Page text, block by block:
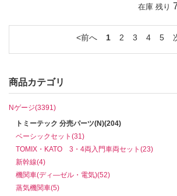
在庫 残り
前へ 1 2 3 4 5
商品カテゴリ
Nゲージ(3391)
トミーテック 分売パーツ(N)(204)
ベーシックセット(31)
TOMIX・KATO 3・4両入門車両セット(23)
新幹線(4)
機関車(ディ―ゼル・電気)(52)
蒸気機関車(5)